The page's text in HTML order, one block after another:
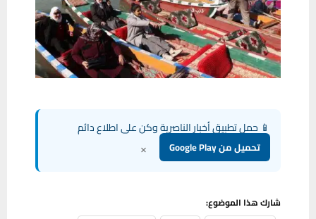
📱 حمل تطبيق أخبار الناصرية وكن على اطلاع دائم
تحميل من Google Play ×
شارك هذا الموضوع: